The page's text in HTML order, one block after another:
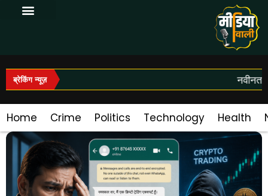
ब्रेकिंग न्यूज़
Home Crime Politics Technology Health